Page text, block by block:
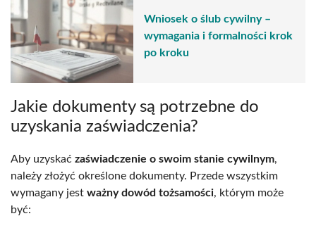
Wniosek o ślub cywilny –
wymagania i formalności krok
po kroku
Jakie dokumenty są potrzebne do
uzyskania zaświadczenia?
Aby uzyskać zaświadczenie o swoim stanie cywilnym,
należy złożyć określone dokumenty. Przede wszystkim
wymagany jest ważny dowód tożsamości, którym może
być: